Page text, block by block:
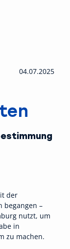
04.07.2025
der
begangen –
nutzt, um
in
zu machen.